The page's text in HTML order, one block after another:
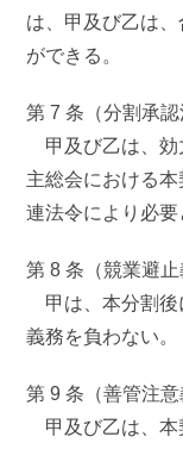
は、甲及び乙は
ができる。
第 7 条（分割承認
甲及び乙は、効
主総会における
連法令により必要
第 8 条（競業避止
甲は、本分割後
義務を負わない。
第 9 条（善管注意
甲及び乙は、本